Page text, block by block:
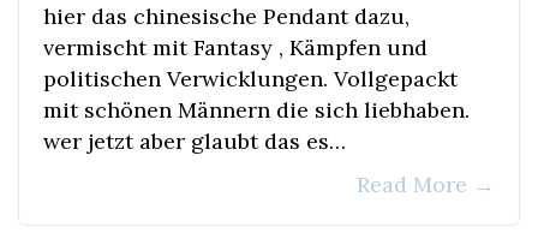
hier das chinesische Pendant dazu,
vermischt mit Fantasy , Kämpfen und
politischen Verwicklungen. Vollgepackt
mit schönen Männern die sich liebhaben.
wer jetzt aber glaubt das es…
Read More →